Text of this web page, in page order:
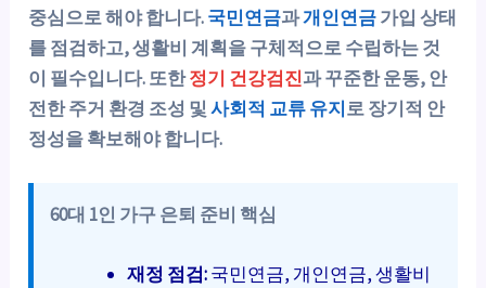
중심으로 해야 합니다.국민연금과개인연금가입 상태
를 점검하고,생활비 계획을 구체적으로 수립하는 것
이 필수입니다. 또한정기 건강검진과 꾸준한 운동, 안
전한 주거 환경 조성 및사회적 교류 유지로 장기적 안
정성을 확보해야 합니다.
60대 1인 가구 은퇴 준비 핵심
재정 점검:국민연금,개인연금, 생활비